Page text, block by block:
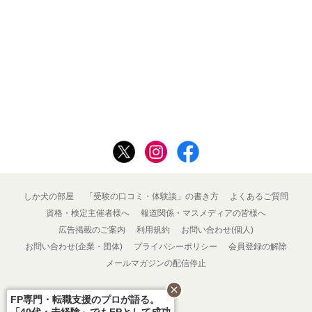
しか犬の部屋 「受験の口コミ・体験談」の書き方
よくあるご質問
資格・検定主催者様へ
報道関係・マスメディアの皆様へ
広告掲載のご案内
利用規約
お問い合わせ(個人)
お問い合わせ(企業・団体)
プライバシーポリシー
会員登録の解除
メールマガジンの配信停止
FP専門・転職支援のプロが語る。
close